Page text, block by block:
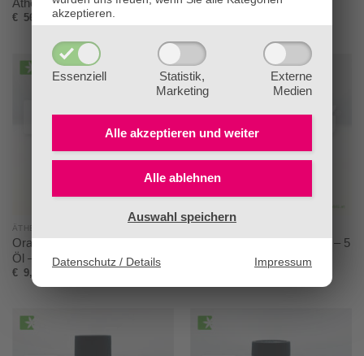
akzeptieren.
Essenziell
Statistik,
Marketing
Externe
Medien
Alle akzeptieren und weiter
Alle ablehnen
Auswahl speichern
Datenschutz / Details Impressum
€ 56,40
ÄTHERISCHE ÖLE - ISOTROP
Orange spezial – Ätherisches
Öl – 5 ml
€ 9,20
Patchouli – Ätherisches Öl – 5